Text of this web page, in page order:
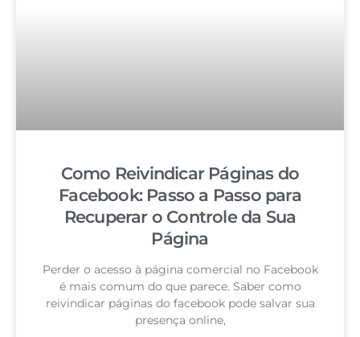
Como Reivindicar Páginas do
Facebook: Passo a Passo para
Recuperar o Controle da Sua
Página
Perder o acesso à página comercial no Facebook
é mais comum do que parece. Saber como
reivindicar páginas do facebook pode salvar sua
presença online,